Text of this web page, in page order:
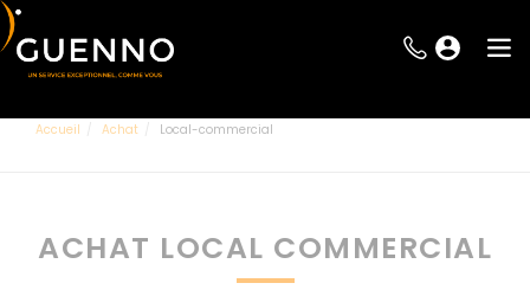
Accueil Achat Local-commercial
ACHAT LOCAL COMMERCIAL